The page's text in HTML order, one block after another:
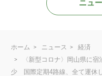
ニュ
ホーム ニュース
経済
〈新型コロナ〉岡山県に
少 国際定期4路線、全て運休